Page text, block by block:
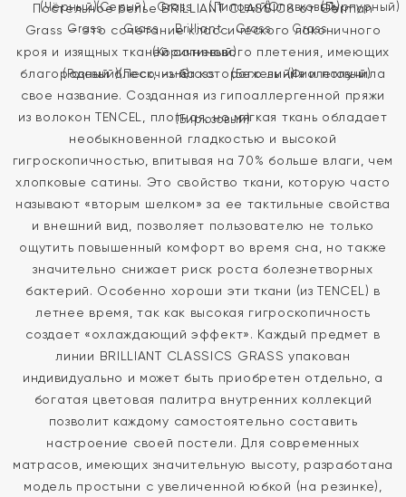
Постельное белье BRILLIANT CLASSICS от German
Grass — это сочетание классического лаконичного
кроя и изящных тканей сатинового плетения, имеющих
благородный блеск, из-за которого линия и получила
свое название. Созданная из гипоаллергенной пряжи
из волокон TENCEL, плотная, но мягкая ткань обладает
необыкновенной гладкостью и высокой
гигроскопичностью, впитывая на 70% больше влаги, чем
хлопковые сатины. Это свойство ткани, которую часто
называют «вторым шелком» за ее тактильные свойства
и внешний вид, позволяет пользователю не только
ощутить повышенный комфорт во время сна, но также
значительно снижает риск роста болезнетворных
бактерий. Особенно хороши эти ткани (из TENCEL) в
летнее время, так как высокая гигроскопичность
создает «охлаждающий эффект». Каждый предмет в
линии BRILLIANT CLASSICS GRASS упакован
индивидуально и может быть приобретен отдельно, а
богатая цветовая палитра внутренних коллекций
позволит каждому самостоятельно составить
настроение своей постели. Для современных
матрасов, имеющих значительную высоту, разработана
модель простыни с увеличенной юбкой (на резинке),